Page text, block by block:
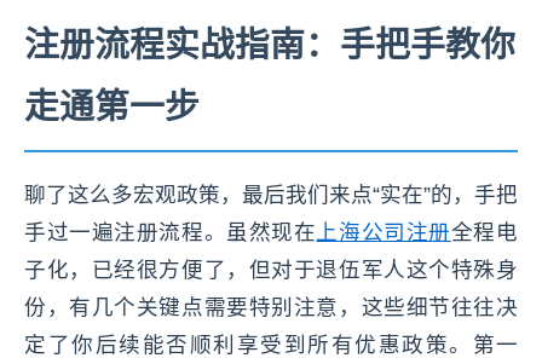
注册流程实战指南：手把手教你
走通第一步
聊了这么多宏观政策，最后我们来点“实在”的，手把
手过一遍注册流程。虽然现在上海公司注册全程电
子化，已经很方便了，但对于退伍军人这个特殊身
份，有几个关键点需要特别注意，这些细节往往决
定了你后续能否顺利享受到所有优惠政策。第一